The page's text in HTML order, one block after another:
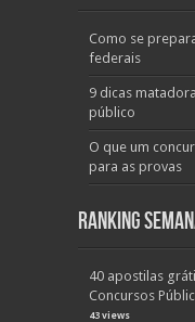
Como se
federais
9 dicas
público
O que um
para as provas
Ranking
40 apostilas
Concursos
43 views